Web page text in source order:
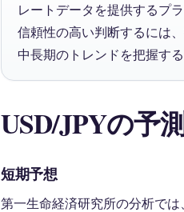
レートデータを提供するプ
信頼性の高い判断するには
中長期のトレンドを把握する
USD/JPYの予
短期予想
第一生命経済研究所の分析で